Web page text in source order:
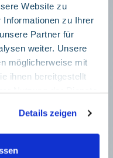
Website zu
Informationen zu Ihrer
Partner für
weiter. Unsere
möglicherweise mit
ihnen bereitgestellt
weiterhin nutzen.
Details zeigen